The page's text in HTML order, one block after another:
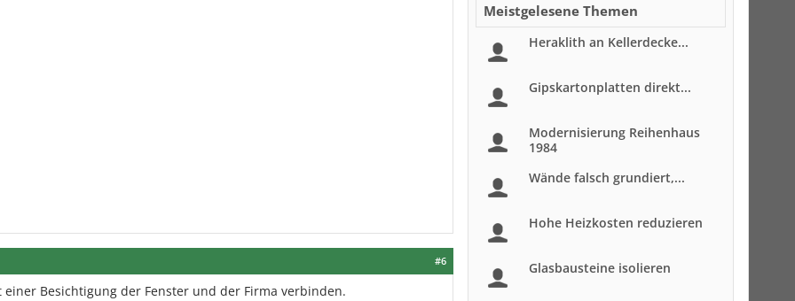
#6
Besichtigung der Fenster und der Firma verbinden.
Meistgelesene Themen
Heraklith an Kellerdecke...
Gipskartonplatten direkt...
Modernisierung Reihenhaus
1984
Wände falsch grundiert,...
Hohe Heizkosten reduzieren
Glasbausteine isolieren